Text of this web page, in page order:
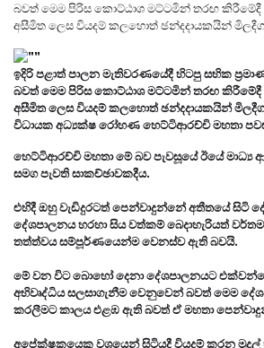
බවත් මෙම පිරිස කොට්ඨාශ මට්ටමින් තරඟ
අසීමිත ලෙස වියදම් කලහොත් ඡන්දදායකයින්
ඉදිරි පළාත් පාලන මැතිවරණයේදී හිටපු සභික
බවත් මෙම පිරිස කොට්ඨාශ මට්ටමින් තරඟ
අසීමිත ලෙස වියදම් කලහොත් ඡන්දදායකයින්
විධායක අධ්‍යක්ෂ රෝහණ හෙට්ටිආරච්චි මහතා
හෙට්ටිආරච්චි මහතා මේ බව පැවසූයේ ඊයේ
සමග පැවති සාකච්ඡාවකදීය.
එහිදී ඔහු වැඩිදුරටත් පෙන්වාදුන්නේ අතීතයේ සිටි
දේශපාලනය හරහා සිය වත්කම් බෙදාහැරියත්
තත්ත්වය සම්පූර්ණයෙන්ම වෙනස්ව ඇති බවයි.
මේ වන විට බොහෝ දෙනා දේශපාලනයට
අභිවෘද්ධිය සලසාගැනීම වෙනුවෙන් බවත් මෙම
කරලීමට කාලය එළඹ ඇති බවත් ඒ මහතා
අපේක්ෂකයෙකු වශයෙන් සිටියදී වියදම් කරන